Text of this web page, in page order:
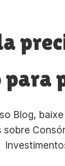
para
Blog,
sobre